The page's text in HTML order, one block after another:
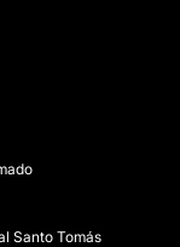
Santo Tomás